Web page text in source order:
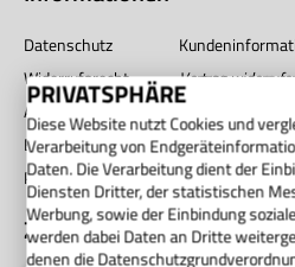
Datenschutz
Widerrufsrecht
Vertrag
AGB
Impressum
Barrierefreiheit
Unternehmen
Privatsphäre
Zahlung
PRIVATSPHÄRE
Diese Website nutzt Cookies und
Verarbeitung von
Daten. Die Verarbeitung dient der
Diensten Dritter, der statistischen
Werbung, sowie der Einbindung
werden dabei Daten an Dritte
denen die